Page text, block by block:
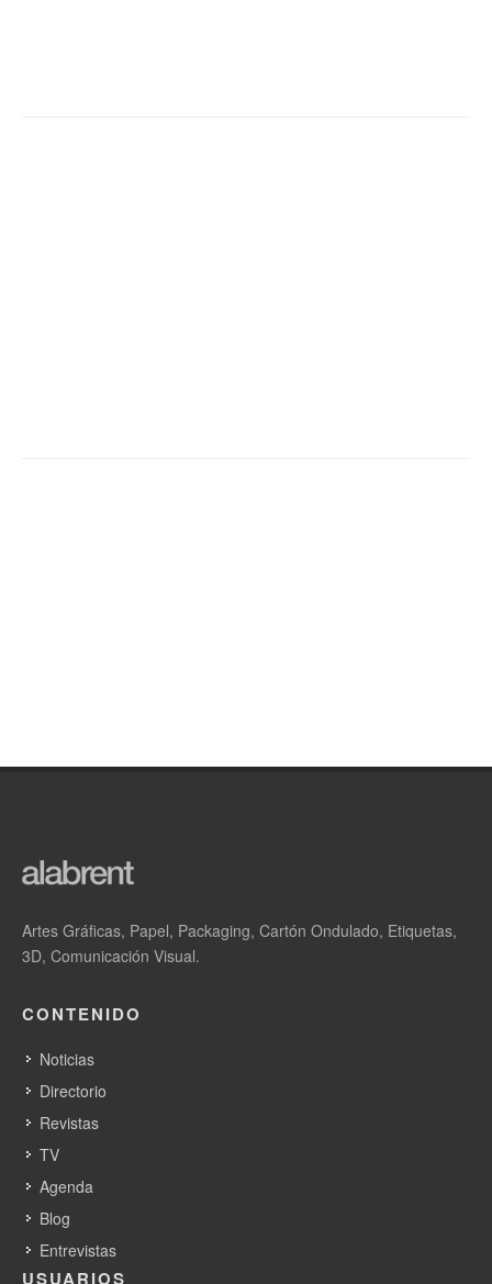
Artes Gráficas, Papel, Packaging, Cartón Ondulado, Etiquetas,
3D, Comunicación Visual.
CONTENIDO
Noticias
Directorio
Revistas
TV
Agenda
Blog
Entrevistas
USUARIOS